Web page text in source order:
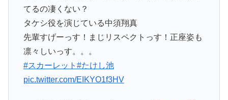
てるの凄くない？
タケシ役を演じている中須翔真
先輩すげーっす！まじリスペクトっす！正座姿も
凛々しいっす。。。
#スカーレット #たけし池
pic.twitter.com/EIKYO1f3HV